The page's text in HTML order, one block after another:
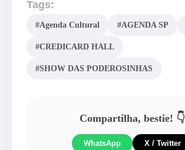
Tags:
#Agenda Cultural #AGENDA SP
#CREDICARD HALL
#SHOW DAS PODEROSINHAS
Compartilha, bestie! 👇
WhatsApp X / Twitter